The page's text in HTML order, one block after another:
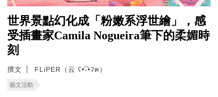
世界景點幻化成「粉嫩系浮世繪」，感
受插畫家Camila Nogueira筆下的柔媚時
刻
撰文 FLiPER（云 ʕ•͡-•ʔฅ）
藝文活動